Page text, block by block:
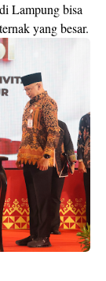
Lampung bisa
yang besar.